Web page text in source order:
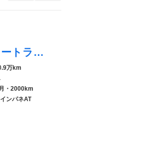
ムーヴ カスタム ＲＳ ＥＴＣ バックカメラ ナビ オートライト ＨＩＤ ＬＥＤヘッドランプ スマートキー 電動格納ミラー ベンチシート ターボ ＣＶＴ 盗難防止システム ＡＢＳ ＣＤ ＵＳＢ アルミホイール
万km
・2000km
インパネAT